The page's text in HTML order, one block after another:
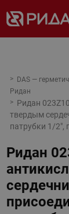
DAS —
Ридан
Ридан
твердым
патрубки 1/2",
Ридан